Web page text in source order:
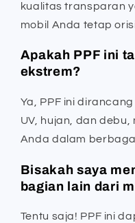
kualitas transparan
mobil Anda tetap
Apakah PPF ini
ekstrem?
Ya, PPF ini
UV, hujan, dan
Anda dalam
Bisakah saya
bagian lain dari
Tentu saja! PPF ini